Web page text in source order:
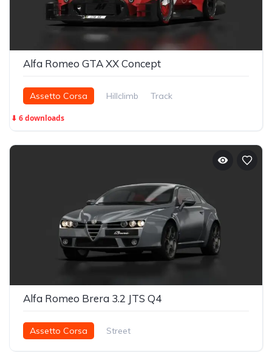
Alfa Romeo GTA XX Concept
Assetto Corsa Hillclimb Track
⬇ 6 downloads
Alfa Romeo Brera 3.2 JTS Q4
Assetto Corsa Street